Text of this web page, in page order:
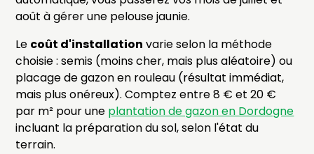
août à gérer une pelouse jaunie.
Le coût d'installation varie selon la méthode
choisie : semis (moins cher, mais plus aléatoire) ou
placage de gazon en rouleau (résultat immédiat,
mais plus onéreux). Comptez entre 8 € et 20 €
par m² pour une plantation de gazon en Dordogne
incluant la préparation du sol, selon l'état du
terrain.